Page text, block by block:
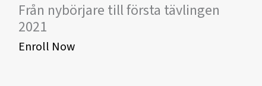
Från nybörjare till första tävlingen
2021
Enroll Now